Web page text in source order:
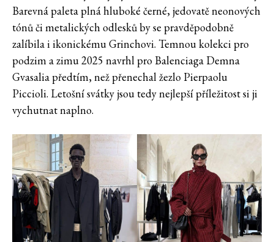
Barevná paleta plná hluboké černé, jedovatě neonových
tónů či metalických odlesků by se pravděpodobně
zalíbila i ikonickému Grinchovi. Temnou kolekci pro
podzim a zimu 2025 navrhl pro Balenciaga Demna
Gvasalia předtím, než přenechal žezlo Pierpaolu
Piccioli. Letošní svátky jsou tedy nejlepší příležitost si ji
vychutnat naplno.